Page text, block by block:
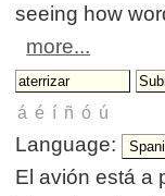
seeing how
more...
Language:
El avión está a